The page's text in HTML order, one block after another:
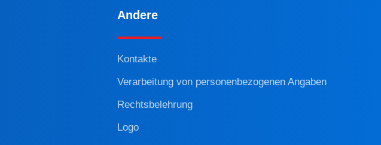
Andere
Kontakte
Verarbeitung von personenbezogenen Angaben
Rechtsbelehrung
Logo